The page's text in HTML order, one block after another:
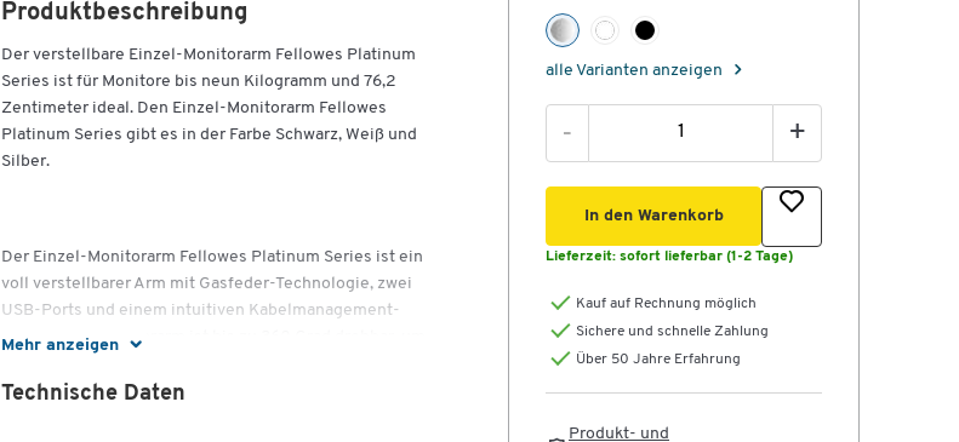
Mehr anzeigen
Produktbeschreibung
Der verstellbare Einzel-Monitorarm Fellowes Platinum
Series ist für Monitore bis neun Kilogramm und 76,2
Zentimeter ideal. Den Einzel-Monitorarm Fellowes
Platinum Series gibt es in der Farbe Schwarz, Weiß und
Silber.
Der Einzel-Monitorarm Fellowes Platinum Series ist ein
voll verstellbarer Arm mit Gasfeder-Technologie, zwei
USB-Ports und einem intuitiven Kabelmanagement-
System. Der Monitorarm ist bis zu 360 Grad drehbar, um
neigbar. Der Einzel-Monitorarm Monitorhalterung
Technische Daten
alle Varianten anzeigen
- +
In den Warenkorb
Lieferzeit: sofort lieferbar (1-2 Tage)
Kauf auf Rechnung möglich
Sichere und schnelle Zahlung
Über 50 Jahre Erfahrung
Produkt- und